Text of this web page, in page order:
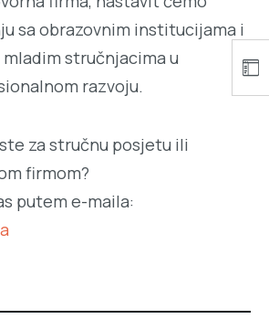
sa obrazovnim institucijama i
stručnjacima u
razvoju.
za stručnu posjetu ili
firmom?
putem e-maila: